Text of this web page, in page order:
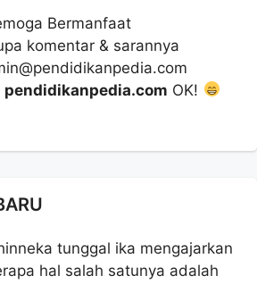
Bermanfaat
komentar & sarannya
pendidikanpedia.com OK!
tunggal ika mengajarkan
hal salah satunya adalah